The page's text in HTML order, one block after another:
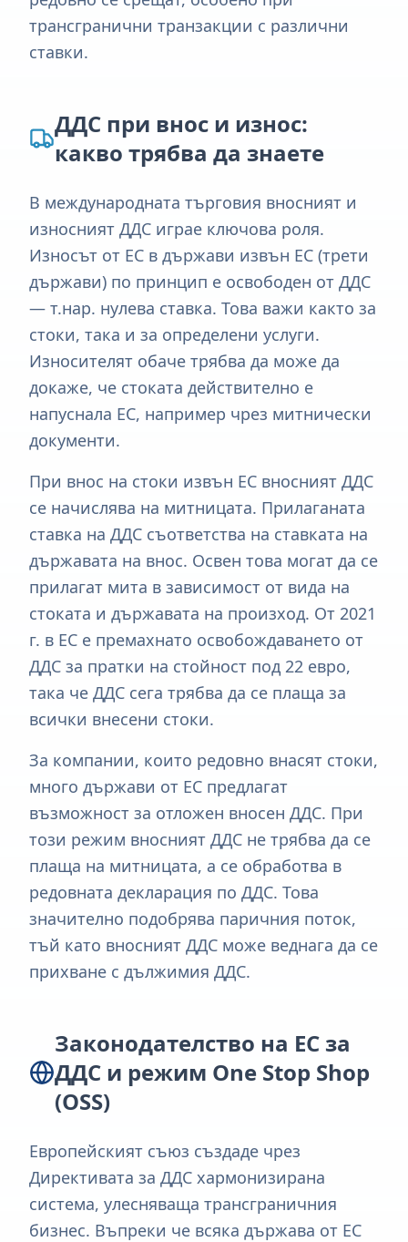
трансгранични транзакции с различни
ставки.
ДДС при внос и износ:
какво трябва да знаете
В международната търговия вносният и
износният ДДС играе ключова роля.
Износът от ЕС в държави извън ЕС (трети
държави) по принцип е освободен от ДДС
— т.нар. нулева ставка. Това важи както за
стоки, така и за определени услуги.
Износителят обаче трябва да може да
докаже, че стоката действително е
напуснала ЕС, например чрез митнически
документи.
При внос на стоки извън ЕС вносният ДДС
се начислява на митницата. Прилаганата
ставка на ДДС съответства на ставката на
държавата на внос. Освен това могат да се
прилагат мита в зависимост от вида на
стоката и държавата на произход. От 2021
г. в ЕС е премахнато освобождаването от
ДДС за пратки на стойност под 22 евро,
така че ДДС сега трябва да се плаща за
всички внесени стоки.
За компании, които редовно внасят стоки,
много държави от ЕС предлагат
възможност за отложен вносен ДДС. При
този режим вносният ДДС не трябва да се
плаща на митницата, а се обработва в
редовната декларация по ДДС. Това
значително подобрява паричния поток,
тъй като вносният ДДС може веднага да се
прихване с дължимия ДДС.
Законодателство на ЕС за
ДДС и режим One Stop Shop
(OSS)
Европейският съюз създаде чрез
Директивата за ДДС хармонизирана
система, улесняваща трансграничния
бизнес. Въпреки че всяка държава от ЕС